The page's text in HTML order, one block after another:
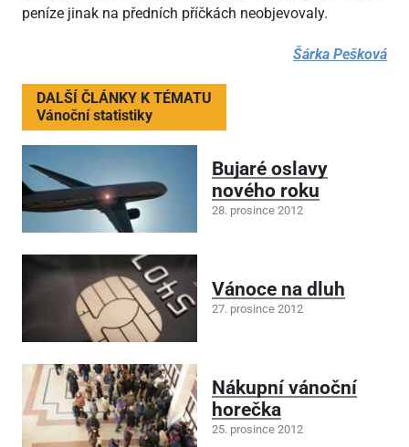
peníze jinak na předních příčkách neobjevovaly.
Šárka Pešková
DALŠÍ ČLÁNKY K TÉMATU
Vánoční statistiky
Bujaré oslavy
nového roku
28. prosince 2012
Vánoce na dluh
27. prosince 2012
Nákupní vánoční
horečka
25. prosince 2012